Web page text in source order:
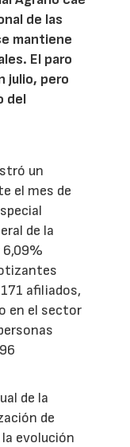
de las
mantiene
El paro
julio, pero
del
un
el mes de
de la
6,09%
afiliados,
en el sector
de la
de
evolución